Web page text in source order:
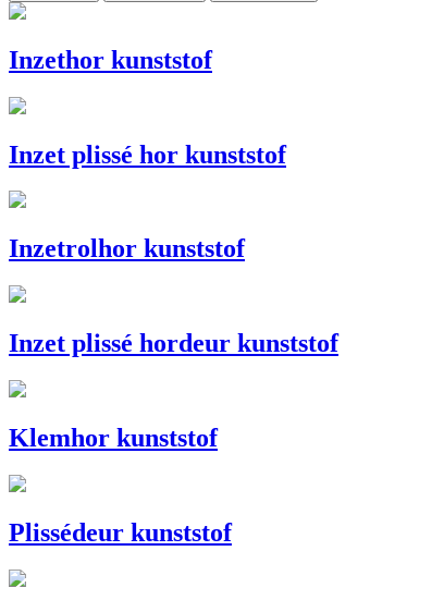
Inzethor kunststof
Inzet plissé hor kunststof
Inzetrolhor kunststof
Inzet plissé hordeur kunststof
Klemhor kunststof
Plissédeur kunststof